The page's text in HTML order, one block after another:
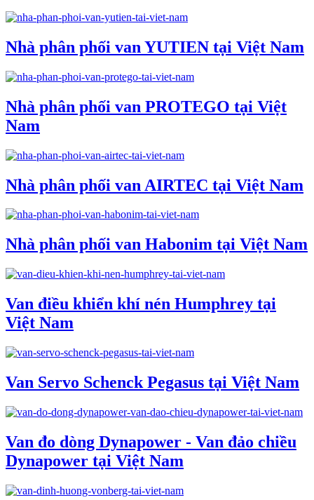
Nhà phân phối van YUTIEN tại Việt Nam
Nhà phân phối van PROTEGO tại Việt
Nam
Nhà phân phối van AIRTEC tại Việt Nam
Nhà phân phối van Habonim tại Việt Nam
Van điều khiển khí nén Humphrey tại
Việt Nam
Van Servo Schenck Pegasus tại Việt Nam
Van đo dòng Dynapower - Van đảo chiều
Dynapower tại Việt Nam